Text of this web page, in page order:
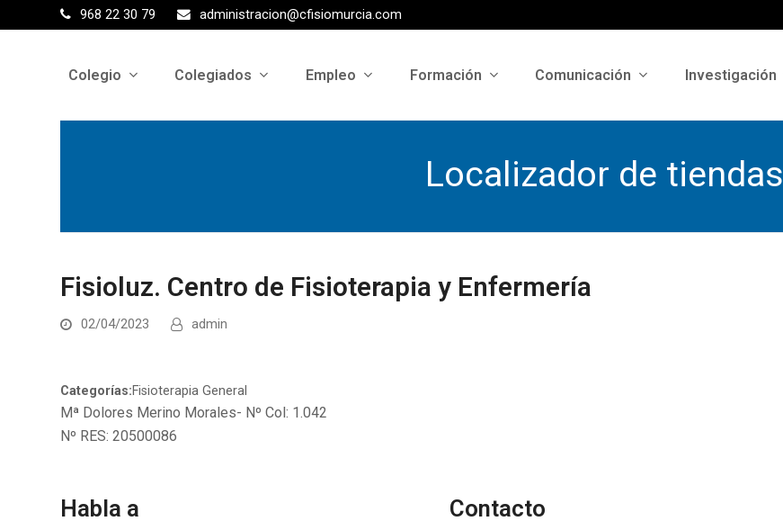
968 22 30 79 administracion@cfisiomurcia.com
Colegio Colegiados Empleo Formación Comunicación Investigación
Localizador de tiendas
Fisioluz. Centro de Fisioterapia y Enfermería
02/04/2023 admin
Categorías:Fisioterapia General
Mª Dolores Merino Morales- Nº Col: 1.042
Nº RES: 20500086
Habla a Contacto